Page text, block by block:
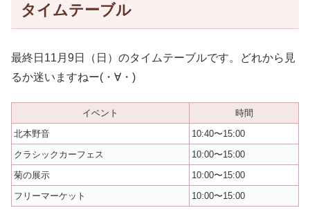
タイムテーブル
最終日11月9日（日）のタイムテーブルです。どれから見
るか迷いますねー(・∀・)
イベント
時間
北本野音
10:40〜15:00
クラシックカーフェス
10:00〜15:00
菊の展示
10:00〜15:00
フリーマーケット
10:00〜15:00